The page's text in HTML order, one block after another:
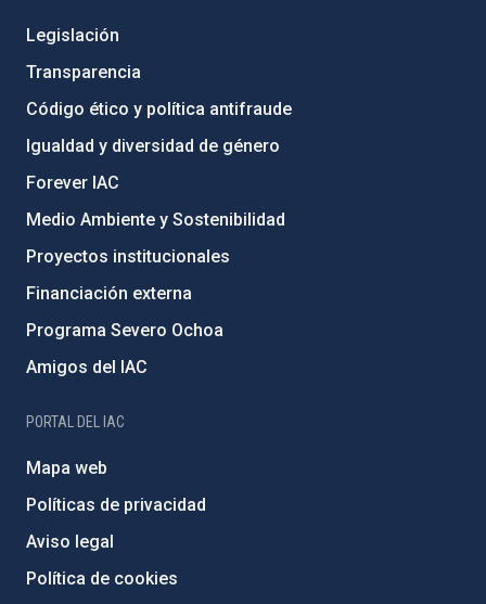
Legislación
Transparencia
Código ético y política antifraude
Igualdad y diversidad de género
Forever IAC
Medio Ambiente y Sostenibilidad
Proyectos institucionales
Financiación externa
Programa Severo Ochoa
Amigos del IAC
PORTAL DEL IAC
Mapa web
Políticas de privacidad
Aviso legal
Política de cookies